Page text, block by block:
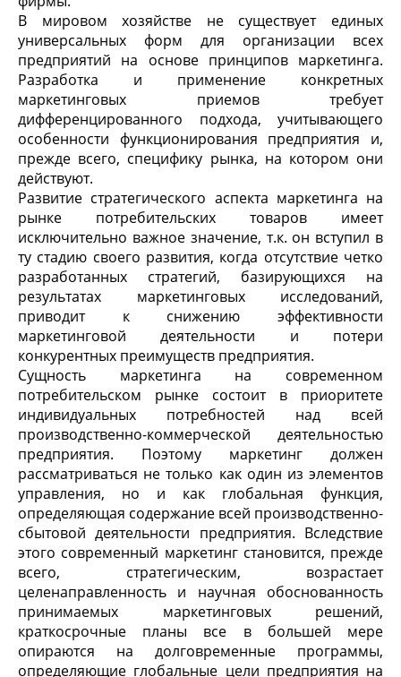
В мировом хозяйстве не существует единых
универсальных форм для организации всех
предприятий на основе принципов маркетинга.
Разработка и применение конкретных
маркетинговых приемов требует
дифференцированного подхода, учитывающего
особенности функционирования предприятия и,
прежде всего, специфику рынка, на котором они
действуют.
Развитие стратегического аспекта маркетинга на
рынке потребительских товаров имеет
исключительно важное значение, т.к. он вступил в
ту стадию своего развития, когда отсутствие четко
разработанных стратегий, базирующихся на
результатах маркетинговых исследований,
приводит к снижению эффективности
маркетинговой деятельности и потери
конкурентных преимуществ предприятия.
Сущность маркетинга на современном
потребительском рынке состоит в приоритете
индивидуальных потребностей над всей
производственно-коммерческой деятельностью
предприятия. Поэтому маркетинг должен
рассматриваться не только как один из элементов
управления, но и как глобальная функция,
определяющая содержание всей производственно-
сбытовой деятельности предприятия. Вследствие
этого современный маркетинг становится, прежде
всего, стратегическим, возрастает
целенаправленность и научная обоснованность
принимаемых маркетинговых решений,
краткосрочные планы все в большей мере
опираются на долговременные программы,
определяющие глобальные цели предприятия на